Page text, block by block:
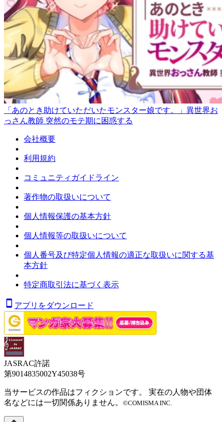
「あのとき助けていただいたモンスター娘です。」異世界お
っさん教師 突然のモテ期に困惑する
会社概要
利用規約
コミュニティガイドライン
著作物の取扱いについて
個人情報保護の基本方針
個人情報等の取扱いについて
個人番号及び特定個人情報の適正な取扱いに関する基
本方針
特定商取引法に基づく表示
アプリをダウンロード
JASRAC許諾
第9014835002Y45038号
当サービスの作品はフィクションです。 実在の人物や団体
名などには一切関係ありません。 ©COMISMA INC.